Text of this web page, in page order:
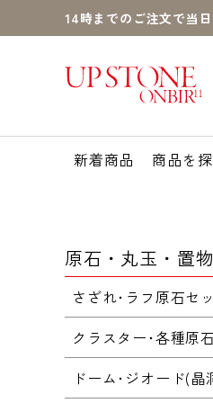
14時までのご注文で当
新着商品 商品を
原石・丸玉・置
さざれ･ラフ原石セ
クラスター･各種原石
ドーム･ジオード(晶